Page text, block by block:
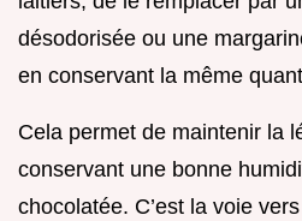
désodorisée ou une
en conservant la même
Cela permet de maintenir la
conservant une bonne
chocolatée. C’est la voie